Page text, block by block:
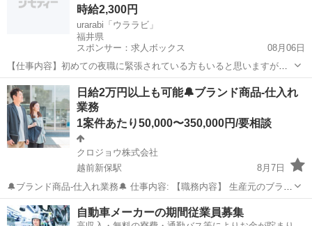
時給2,300円
urarabi「ウララビ」
福井県
スポンサー：求人ボックス
08月06日
【仕事内容】初めての夜職に緊張されている方もいると思いますが
「urarabi「ウララビ」」のお仕事は至ってシンプルです! お客様と楽し
くお喋り お客様のドリンクを作ってご提供 ⇒基本上記の業務だけ も
ちろんスタッフがイチから丁寧...
アルバイト・パート
日給2万円以上も可能🔔ブランド商品-仕入れ
業務
1案件あたり50,000〜350,000円/要相談
クロジョウ株式会社
越前新保駅
8月7日
🔔ブランド商品-仕入れ業務🔔 仕事内容: 【職務内容】 生産元のブラン
ド店舗に訪問して頂き、指定した商品を買い付けして頂くお仕事にな
ります！ 【☆１日の流れ】 11:00〜18:00の好きな時間に仕入れ先店舗
福井 福井市 越前新保駅 その他 仕入れ
自動車メーカーの期間従業員募集